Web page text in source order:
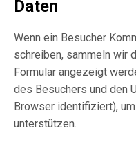
Daten
Wenn ein Besucher
schreiben, sammeln wir
Formular angezeigt
des Besuchers und den
Browser identifiziert),
unterstützen.